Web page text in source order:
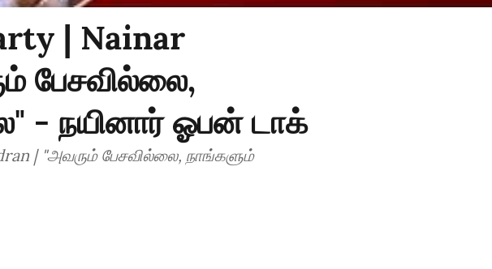
| Nainar
பேசவில்லை,
- நயினார் ஓபன் டாக்
| "அவரும் பேசவில்லை, நாங்களும்